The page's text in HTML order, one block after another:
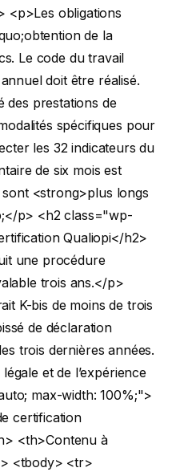
<p>Les obligations
de la
Le code du travail
doit être réalisé.
des prestations de
spécifiques pour
les 32 indicateurs du
de six mois est
<strong>plus longs
p> <h2 class="wp-
Qualiopi</h2>
une procédure
trois ans.</p>
K-bis de moins de trois
de déclaration
trois dernières années.
et de l’expérience
max-width: 100%;">
certification
<th>Contenu à
<tbody> <tr>